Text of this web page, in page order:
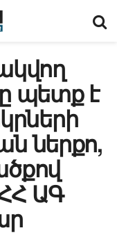
պետք է
ներքո,
ԱԳ